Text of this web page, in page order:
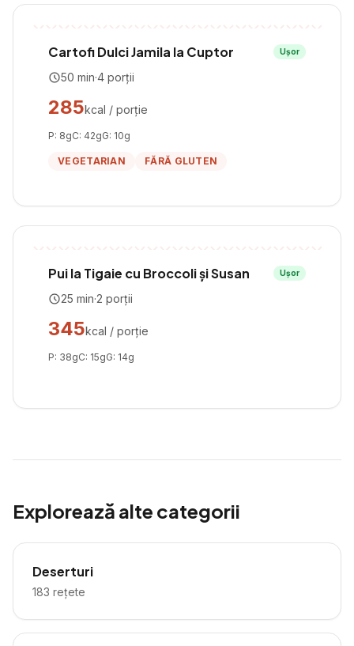
Cartofi Dulci Jamila la Cuptor Ușor
50 min·4 porții
285kcal / porție
P: 8gC: 42gG: 10g
VEGETARIAN FĂRĂ GLUTEN
Pui la Tigaie cu Broccoli și Susan Ușor
25 min·2 porții
345kcal / porție
P: 38gC: 15gG: 14g
Explorează alte categorii
Deserturi
183 rețete